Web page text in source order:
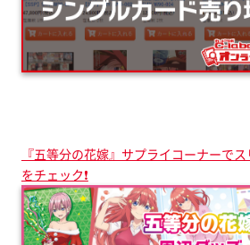
『五等分の花嫁』サプライコーナーで
をチェック❗